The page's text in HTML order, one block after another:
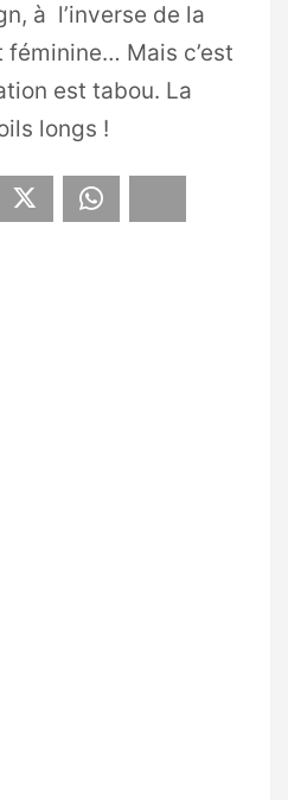
à l’inverse de la
Mais c’est
est tabou. La
longs !